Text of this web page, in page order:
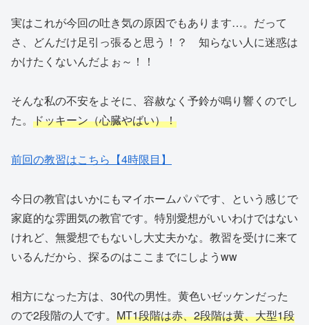
実はこれが今回の吐き気の原因でもあります…。だって
さ、どんだけ足引っ張ると思う！？ 知らない人に迷惑は
かけたくないんだよぉ～！！
そんな私の不安をよそに、容赦なく予鈴が鳴り響くのでし
た。 ドッキーン（心臓やばい）！
前回の教習はこちら【4時限目】
今日の教官はいかにもマイホームパパです、という感じで
家庭的な雰囲気の教官です。特別愛想がいいわけではない
けれど、無愛想でもないし大丈夫かな。教習を受けに来て
いるんだから、探るのはここまでにしようww
相方になった方は、30代の男性。黄色いゼッケンだった
ので2段階の人です。 MT1段階は赤、2段階は黄、大型1段